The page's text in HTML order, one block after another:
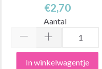
€2,70
Aantal
In winkelwagentje